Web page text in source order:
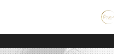
hoofdinhoud